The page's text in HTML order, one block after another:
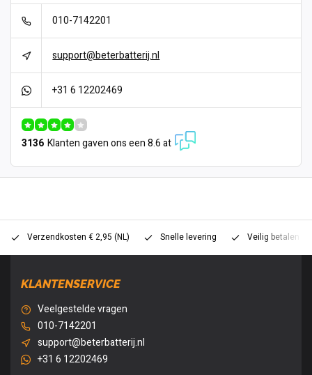
010-7142201
support@beterbatterij.nl
+31 6 12202469
3136 Klanten gaven ons een 8.6 at
Verzendkosten € 2,95 (NL) Snelle levering Veilig betalen
KLANTENSERVICE
Veelgestelde vragen
010-7142201
support@beterbatterij.nl
+31 6 12202469